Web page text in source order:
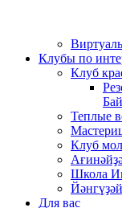
Клубы по
Клуб
Теплые
Клуб
Школа
Йәнгүҙәй
Для вас